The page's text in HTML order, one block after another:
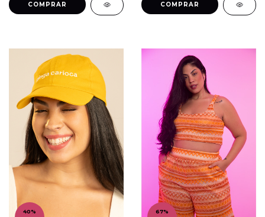
COMPRAR COMPRAR
40%
67%